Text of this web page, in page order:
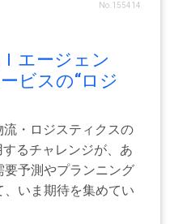
No.155414
エージェン
ビスの“ロジ
・ロジスティクスの
るチャレンジが、あ
予測やプランニング
いま期待を集めてい